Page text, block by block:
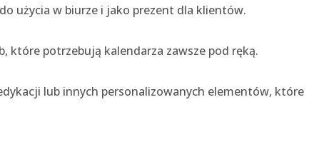
użycia w biurze i jako prezent dla klientów.
które potrzebują kalendarza zawsze pod ręką.
lub innych personalizowanych elementów, które